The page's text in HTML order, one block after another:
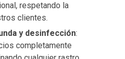
respetando la
clientes.
y desinfección:
completamente